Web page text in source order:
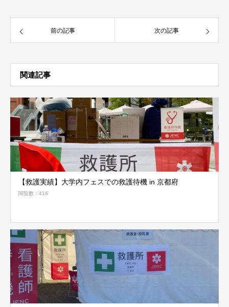
前の記事 次の記事
関連記事
【救護実績】大学内フェスでの救護待機 in 京都府
閲覧数：416